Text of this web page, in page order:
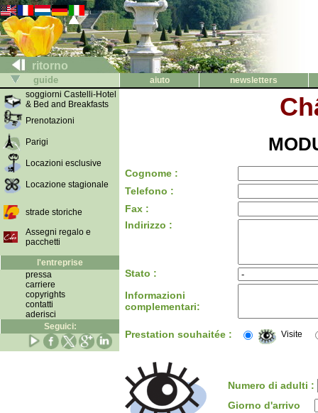
ritorno
guide aiuto
newsletters
soggiorni Castelli-Hotel
& Bed and Breakfasts
Prenotazioni
Parigi
Locazioni esclusive
Locazione stagionale
strade storiche
Assegni regalo e
pacchetti
l'entreprise
pressa
carriere
copyrights
contatti
aderisci
Seguici:
Cognome :
Telefono :
Fax :
Indirizzo :
Stato :
Informazioni
complementari:
Prestation souhaitée : Visite
Numero di adulti :
Giorno d'arrivo